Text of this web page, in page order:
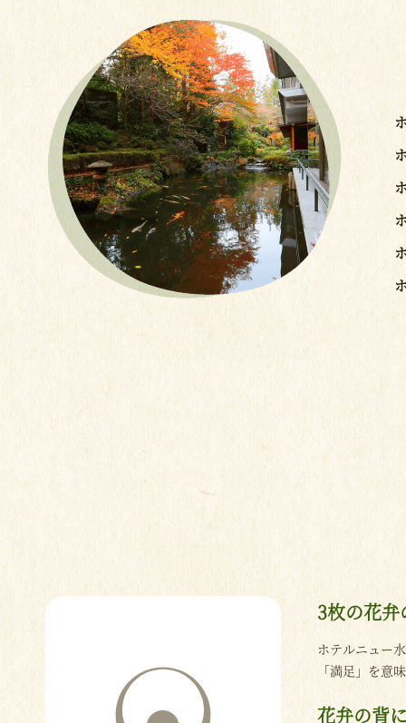
3枚の花弁
ホテルニュー
「満足」を意
花弁の背